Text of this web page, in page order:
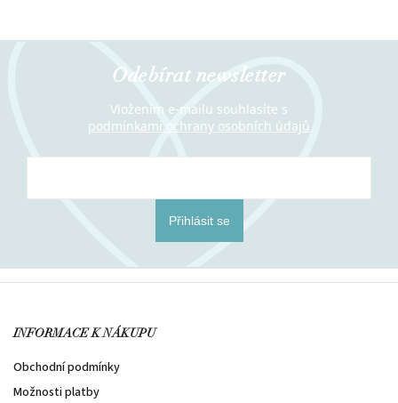
Odebírat newsletter
Vložením e-mailu souhlasíte s
podmínkami ochrany osobních údajů
Přihlásit se
INFORMACE K NÁKUPU
Obchodní podmínky
Možnosti platby